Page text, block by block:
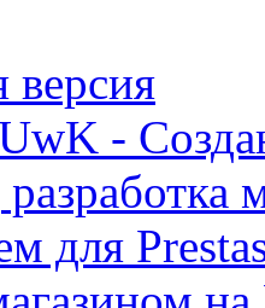
-
для